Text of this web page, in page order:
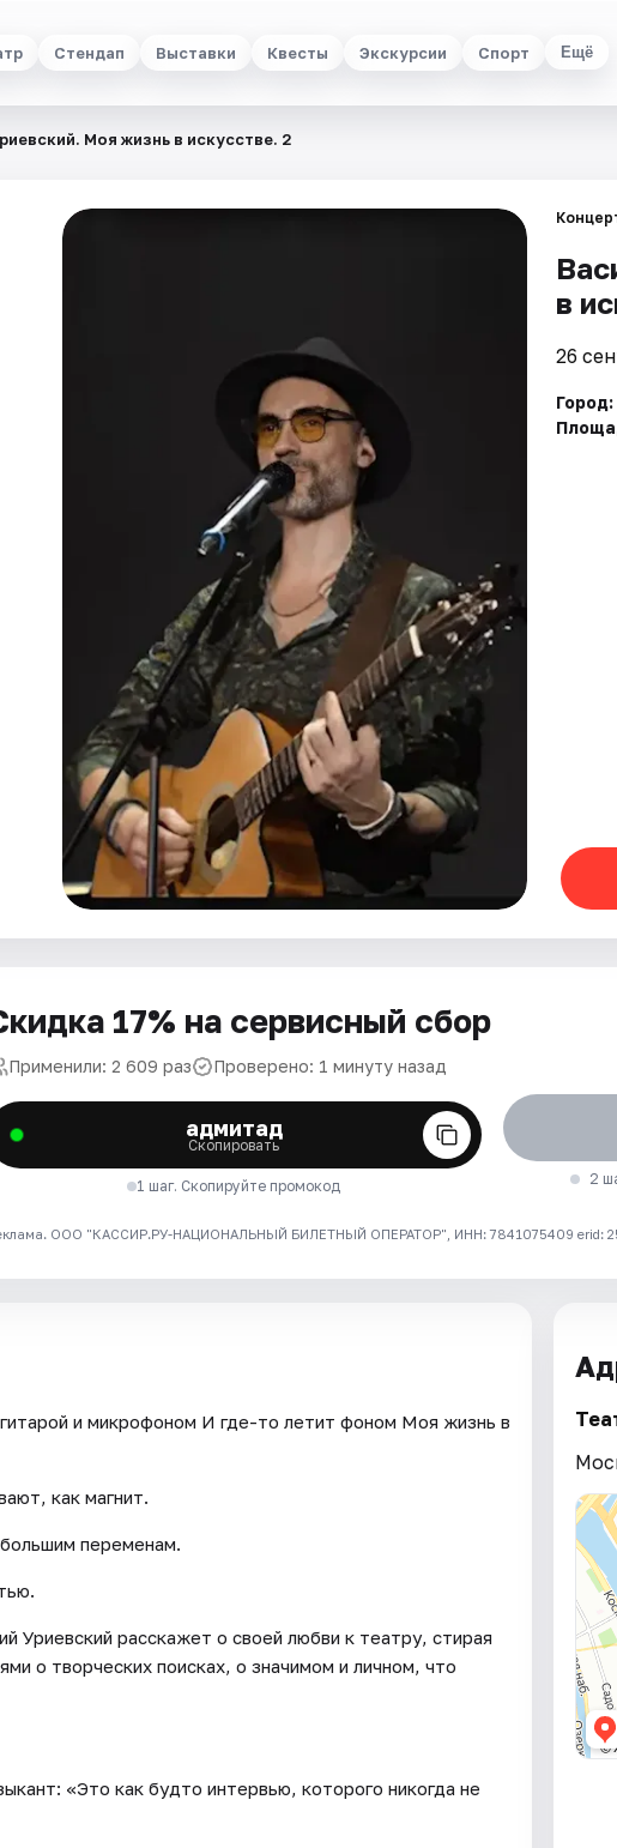
Стендап Выставки Квесты Экскурсии Спорт Ещё
Моя жизнь в искусстве. 2
в
26
Город:
17% на сервисный сбор
Применили: 2 609 раз Проверено: 1 минуту назад
адмитад
Скопировать
1 шаг. Скопируйте промокод
2
ООО "КАССИР.РУ-НАЦИОНАЛЬНЫЙ БИЛЕТНЫЙ ОПЕРАТОР", ИНН: 7841075409 erid:
и микрофоном И где-то летит фоном Моя жизнь в
как магнит.
переменам.
Уриевский расскажет о своей любви к театру, стирая
о творческих поисках, о значимом и личном, что
«Это как будто интервью, которого никогда не